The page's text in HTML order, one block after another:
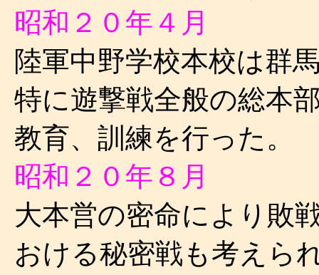
昭和２０年４月
陸軍中野学校本校は群
特に遊撃戦全般の総本
教育、訓練を行った。
昭和２０年８月
大本営の密命により敗
おける秘密戦も考えら